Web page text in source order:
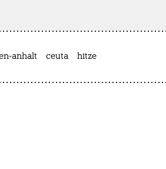
anhalt ceuta hitze